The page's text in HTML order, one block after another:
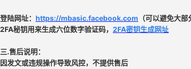
登陆网址： https://mbasic.facebook.com （可以避免大部
2FA秘钥用来生成六位数字验证码， 2FA密钥生成网址
三.售后说明：
因发文或违规操作导致风控，不提供售后